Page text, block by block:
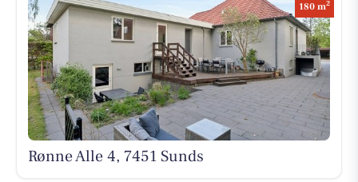
180 m2
Rønne Alle 4, 7451 Sunds